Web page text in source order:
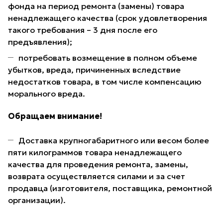
фонда на период ремонта (замены) товара
ненадлежащего качества (срок удовлетворения
такого требования – 3 дня после его
предъявления);
потребовать возмещение в полном объеме
убытков, вреда, причиненных вследствие
недостатков товара, в том числе компенсацию
морального вреда.
Обращаем внимание!
Доставка крупногабаритного или весом более
пяти килограммов товара ненадлежащего
качества для проведения ремонта, замены,
возврата осуществляется силами и за счет
продавца (изготовителя, поставщика, ремонтной
организации).